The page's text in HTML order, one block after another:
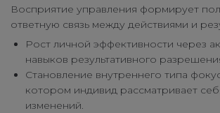
Восприятие управления формирует
ответную связь между действиями и
Рост личной эффективности через
навыков результативного
Становление внутреннего типа
котором индивид рассматривает
изменений.